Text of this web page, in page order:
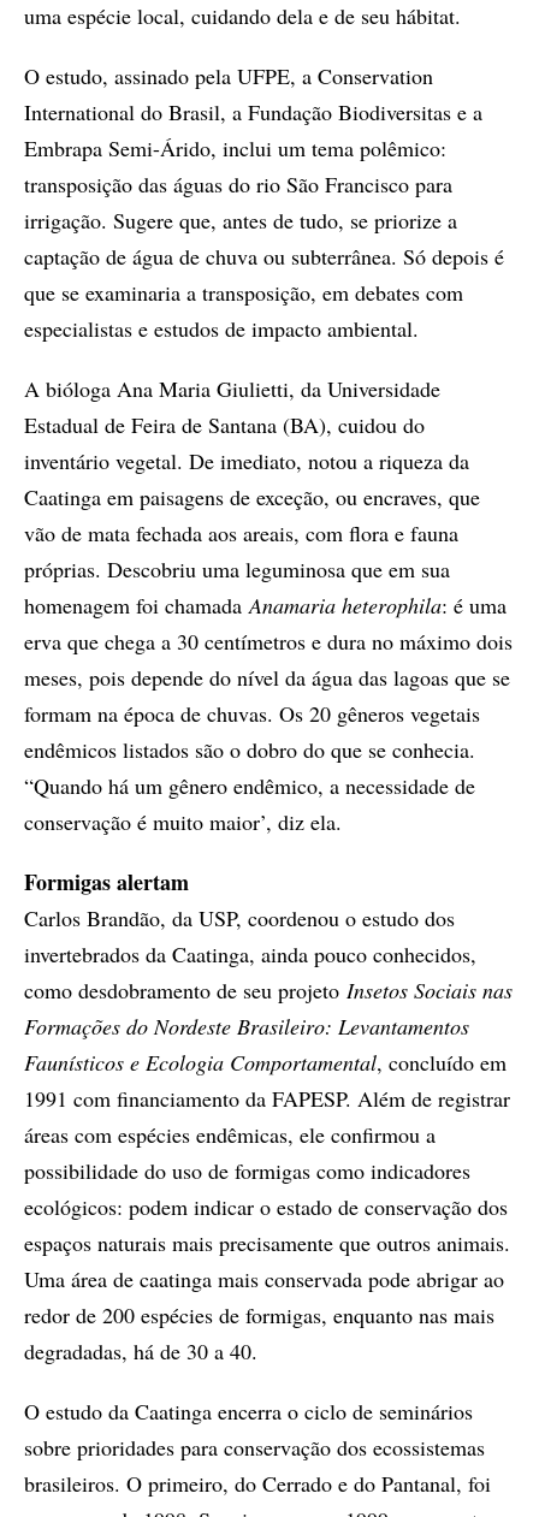
uma espécie local, cuidando dela e de seu hábitat.
O estudo, assinado pela UFPE, a Conservation
International do Brasil, a Fundação Biodiversitas e a
Embrapa Semi-Árido, inclui um tema polêmico:
transposição das águas do rio São Francisco para
irrigação. Sugere que, antes de tudo, se priorize a
captação de água de chuva ou subterrânea. Só depois é
que se examinaria a transposição, em debates com
especialistas e estudos de impacto ambiental.
A bióloga Ana Maria Giulietti, da Universidade
Estadual de Feira de Santana (BA), cuidou do
inventário vegetal. De imediato, notou a riqueza da
Caatinga em paisagens de exceção, ou encraves, que
vão de mata fechada aos areais, com flora e fauna
próprias. Descobriu uma leguminosa que em sua
homenagem foi chamadaAnamaria heterophila: é uma
erva que chega a 30 centímetros e dura no máximo dois
meses, pois depende do nível da água das lagoas que se
formam na época de chuvas. Os 20 gêneros vegetais
endêmicos listados são o dobro do que se conhecia.
“Quando há um gênero endêmico, a necessidade de
conservação é muito maior’, diz ela.
Formigas alertam
Carlos Brandão, da USP, coordenou o estudo dos
invertebrados da Caatinga, ainda pouco conhecidos,
como desdobramento de seu projeto Insetos Sociais nas
Formações do Nordeste Brasileiro: Levantamentos
Faunísticos e Ecologia Comportamental, concluído em
1991 com financiamento da FAPESP. Além de registrar
áreas com espécies endêmicas, ele confirmou a
possibilidade do uso de formigas como indicadores
ecológicos: podem indicar o estado de conservação dos
espaços naturais mais precisamente que outros animais.
Uma área de caatinga mais conservada pode abrigar ao
redor de 200 espécies de formigas, enquanto nas mais
degradadas, há de 30 a 40.
O estudo da Caatinga encerra o ciclo de seminários
sobre prioridades para conservação dos ecossistemas
brasileiros. O primeiro, do Cerrado e do Pantanal, foi